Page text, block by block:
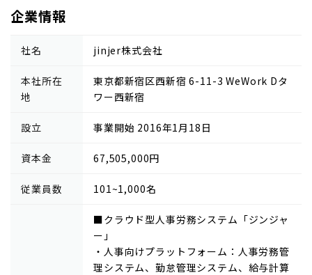
企業情報
社名 jinjer株式会社
本社所在
地
東京都新宿区西新宿 6-11-3 WeWork Dタ
ワー西新宿
設立 事業開始 2016年1月18日
資本金 67,505,000円
従業員数 101~1,000名
■クラウド型人事労務システム「ジンジャ
ー」
・人事向けプラットフォーム：人事労務管
理システム、勤怠管理システム、給与計算